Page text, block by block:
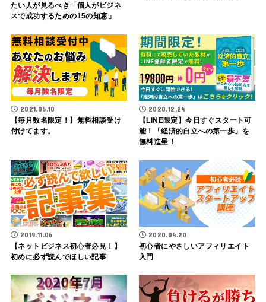
たい人が見るべき「個人がビジネ
スで成功するための15の知恵」
2021.06.10
【毎月数名限定！】無料相談受け
付けてます。
2020.12.24
【LINE限定】今日すぐスタート可
能！「経済的自立への第一歩」を
無料進呈！
2019.11.06
【ネットビジネス初心者必見！】
初めに必ず読んでほしい記事
2020.04.20
初心者にやさしいアフィリエイト
入門